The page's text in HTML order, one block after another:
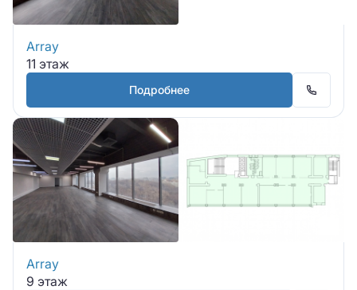
Array
11 этаж
Подробнее
Array
9 этаж